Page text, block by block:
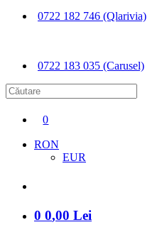
0722 182 746 (Qlarivia)
0722 183 035 (Carusel)
0
RON
EUR
0 0,00 Lei